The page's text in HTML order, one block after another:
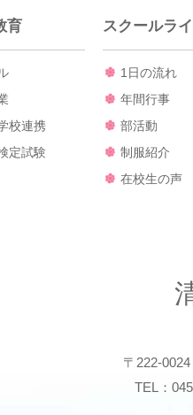
育
校連携
定試験
スクールラ
1日の流れ
年間行事
部活動
制服紹介
在校生の声
〒222-
TEL：